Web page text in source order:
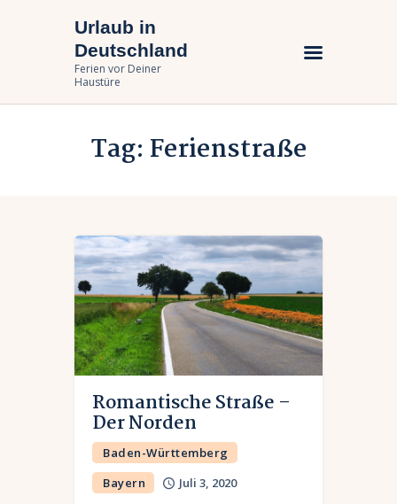
Urlaub in
Deutschland
Ferien vor Deiner
Haustüre
Tag: Ferienstraße
Urlaub in Deutschland
Ferien vor Deiner Haustüre
Urlaub zuhause
Bundesländer
Romantische Straße –
Der Norden
Baden-Württemberg
Bayern
Juli 3, 2020